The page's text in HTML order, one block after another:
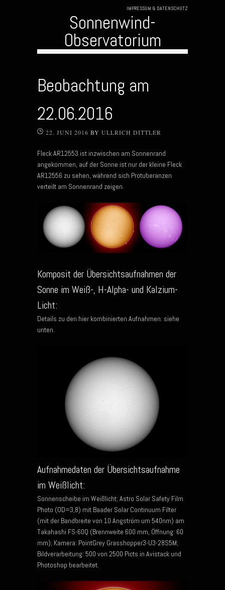
IMPRESSUM & DATENSCHUTZ
Sonnenwind-
Observatorium
Beobachtung am
22.06.2016
22. JUNI 2016 BY ULLRICH DITTLER
Fleck AR12553 ist inzwischen am Sonnenrand
angekommen, auf der Sonne ist nur der kleine Fleck
AR12556 zu sehen, während sich Protuberanzen
verteilt am Sonnenrand zeigen.
Komposit der Übersichtsaufnahmen der
Sonne im Weiß-, H-Alpha- und Kalzium-
Licht:
Details zu den hier kombinierten Aufnahmen: siehe
unten.
Aufnahmedaten der Übersichtsaufnahme
im Weißlicht:
Sonnenscheibe im Weißlicht; Astro Solar Safety Film
Photo (OD=3,8) mit Baader Solar Continuum Filter
(mit der Bandbreite von 10 Angström um 540nm) am
Takahashi FS-60Q (Brennweite 600 mm, Öffnung: 60
mm); Kamera: PointGrey Grasshopper3-U3-28S5M;
Bildverarbeitung: 500 von 2500 Picts in Avistack und
Photoshop bearbeitet.